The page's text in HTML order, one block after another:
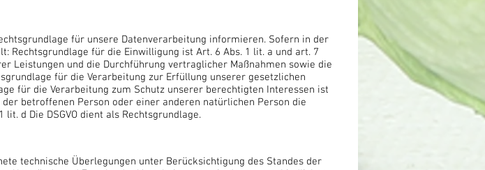
für unsere Datenverarbeitung informieren. Sofern in der
Rechtsgrundlage für die Einwilligung ist Art. 6 Abs. 1 lit. a und art. 7
Leistungen und die Durchführung vertraglicher Maßnahmen sowie die
für die Verarbeitung zur Erfüllung unserer gesetzlichen
für die Verarbeitung zum Schutz unserer berechtigten Interessen ist
betroffenen Person oder einer anderen natürlichen Person die
d Die DSGVO dient als Rechtsgrundlage.
technische Überlegungen unter Berücksichtigung des Standes der